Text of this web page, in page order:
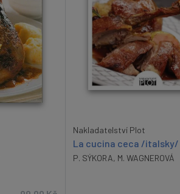
Nakladatelství Plot
La cucina ceca /italsky/
P. SÝKORA, M. WAGNEROVÁ